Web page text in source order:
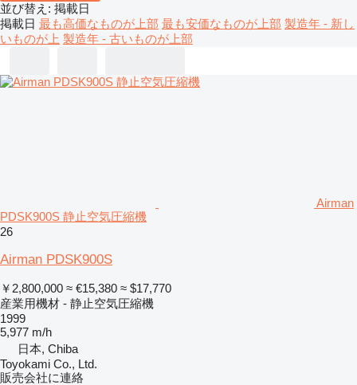
並び替え : 掲載日
掲載日 最も高価なものが上部 最も安価なものが上部 製造年 - 新し
いものが上 製造年 - 古いものが上部
Airman
PDSK900S 静止空気圧縮機
26
Airman PDSK900S
￥2,800,000 ≈ €15,380 ≈ $17,770
産業用機材 - 静止空気圧縮機
1999
5,977 m/h
日本, Chiba
Toyokami Co., Ltd.
販売会社に連絡